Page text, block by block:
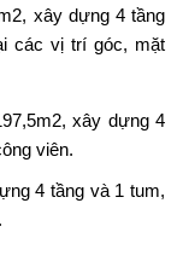
xây dựng 4 tầng
các vị trí góc, mặt
xây dựng 4
viên.
4 tầng và 1 tum,